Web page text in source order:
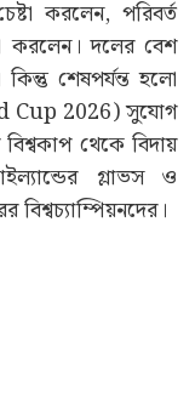
করলেন, পরিবর্ত
করলেন। দলের বেশ
শেষপর্যন্ত হলো
Cup 2026) সুযোগ
থেকে বিদায়
গ্লাভস ও
বিশ্বচ্যাম্পিয়নদের।